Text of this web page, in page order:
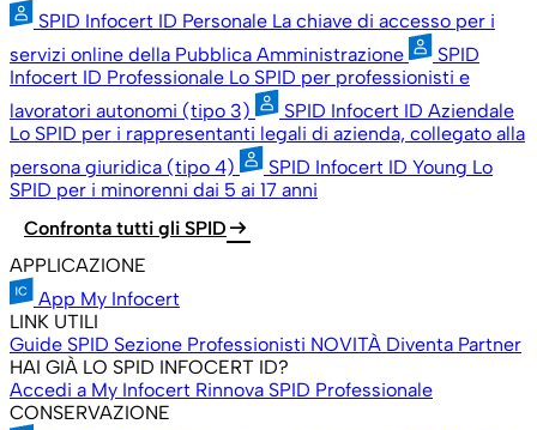
SPID Infocert ID Personale La chiave di accesso per i
servizi online della Pubblica Amministrazione
SPID
Infocert ID Professionale Lo SPID per professionisti e
lavoratori autonomi (tipo 3)
SPID Infocert ID Aziendale
Lo SPID per i rappresentanti legali di azienda, collegato alla
persona giuridica (tipo 4)
SPID Infocert ID Young Lo
SPID per i minorenni dai 5 ai 17 anni
Confronta tutti gli SPID arrow_right_alt
APPLICAZIONE
App My Infocert
LINK UTILI
Guide SPID Sezione Professionisti NOVITÀ Diventa Partner
HAI GIÀ LO SPID INFOCERT ID?
Accedi a My Infocert Rinnova SPID Professionale
CONSERVAZIONE